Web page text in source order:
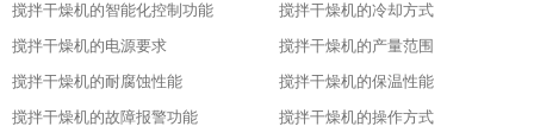
搅拌干燥机的智能化控制功能
搅拌干燥机的冷却方式
搅拌干燥机的电源要求
搅拌干燥机的产量范围
搅拌干燥机的耐腐蚀性能
搅拌干燥机的保温性能
搅拌干燥机的故障报警功能
搅拌干燥机的操作方式